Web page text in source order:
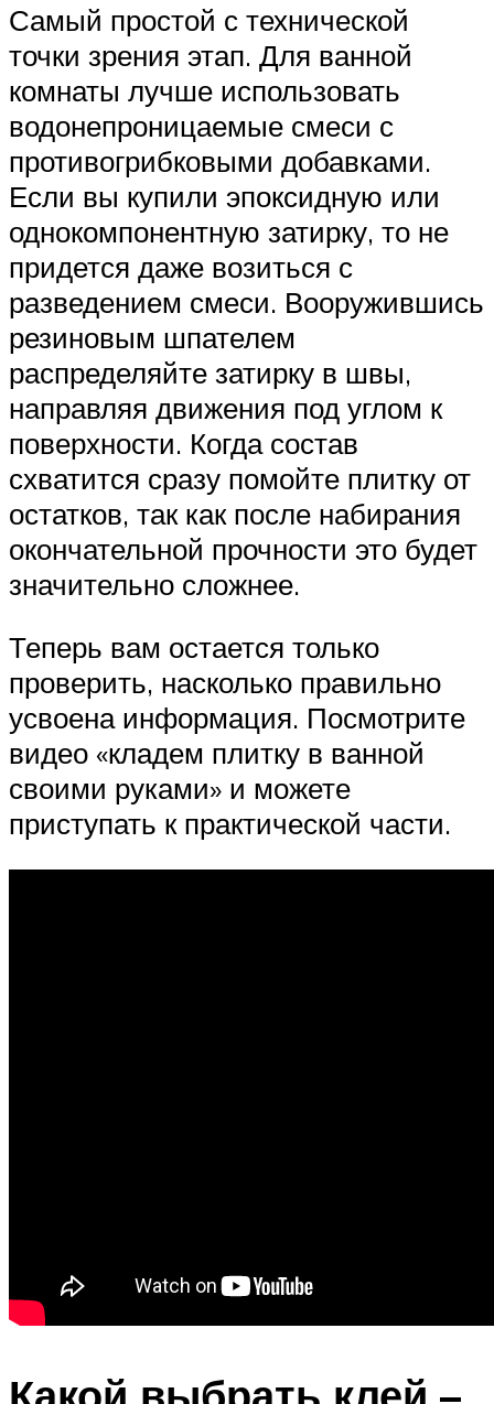
Самый простой с технической
точки зрения этап. Для ванной
комнаты лучше использовать
водонепроницаемые смеси с
противогрибковыми добавками.
Если вы купили эпоксидную или
однокомпонентную затирку, то не
придется даже возиться с
разведением смеси. Вооружившись
резиновым шпателем
распределяйте затирку в швы,
направляя движения под углом к
поверхности. Когда состав
схватится сразу помойте плитку от
остатков, так как после набирания
окончательной прочности это будет
значительно сложнее.
Теперь вам остается только
проверить, насколько правильно
усвоена информация. Посмотрите
видео «кладем плитку в ванной
своими руками» и можете
приступать к практической части.